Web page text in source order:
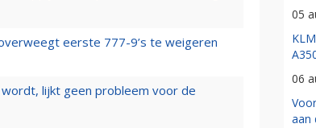
eerste 777-9’s te weigeren
lijkt geen probleem voor de
05
06
aan